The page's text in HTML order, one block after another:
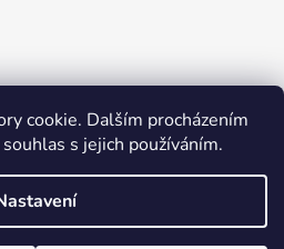
cookie. Dalším procházením
s jejich používáním.
HEUREKA.CZ
Shoptet
. Všechna práva